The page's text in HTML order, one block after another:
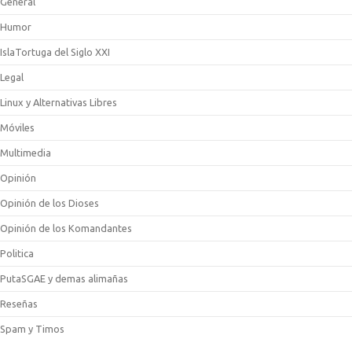
Humor
IslaTortuga del Siglo XXI
Legal
Linux y Alternativas Libres
Móviles
Multimedia
Opinión
Opinión de los Dioses
Opinión de los Komandantes
Politica
PutaSGAE y demas alimañas
Reseñas
Spam y Timos